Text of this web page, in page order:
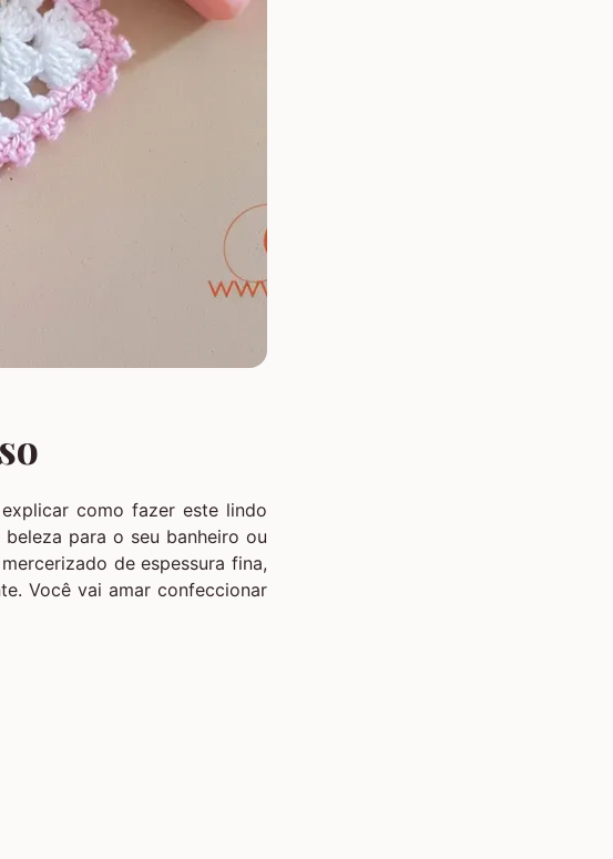
como fazer este lindo
para o seu banheiro ou
de espessura fina,
Você vai amar confeccionar